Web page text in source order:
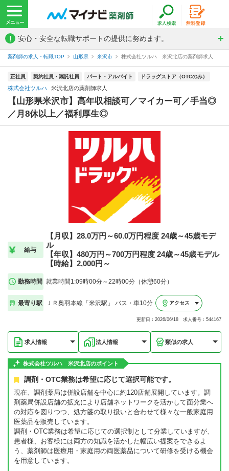
! 安心・安全な転職サポートの提供に努めます。
薬剤師の求人・転職TOP 山形県 米沢市 株式会社ツルハ 米沢北店の薬剤師求人
正社員 契約社員・嘱託社員 パート・アルバイト ドラッグストア（OTCのみ）
株式会社ツルハ 米沢北店の薬剤師求人
【山形県米沢市】高年収相談可／マイカー可／手当◎
／月8休以上／福利厚生◎
給与
【月収】28.0万円～60.0万円程度 24歳～45歳モデ
ル
【年収】480万円～700万円程度 24歳～45歳モデル
【時給】2,000円～
勤務時間 就業時間1:09時00分～22時00分（休憩60分）
最寄り駅 ＪＲ奥羽本線「米沢駅」 バス・車10分 アクセス
更新日：2026/06/18 求人番号：544167
求人情報 法人情報 類似の求人
株式会社ツルハ 米沢北店のポイント
調剤・OTC業務は希望に応じて選択可能です。
現在、調剤薬局は併設店舗を中心に約120店舗展開しています。調
剤薬局併設店舗の拡充により店舗ネットワークを活かして面分業へ
の対応を図りつつ、処方箋の取り扱いと合わせて様々な一般家庭用
医薬品を販売しています。
調剤・OTC業務は希望に応じての選択制として分業していますが、
患者様、お客様には両方の知識を活かした幅広い提案をできるよ
う、薬剤師は医療用・家庭用の両医薬品について研修を受ける機会
を用意しています。